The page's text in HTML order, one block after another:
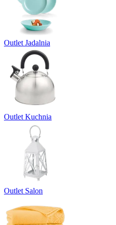
Outlet Jadalnia
Outlet Kuchnia
Outlet Salon